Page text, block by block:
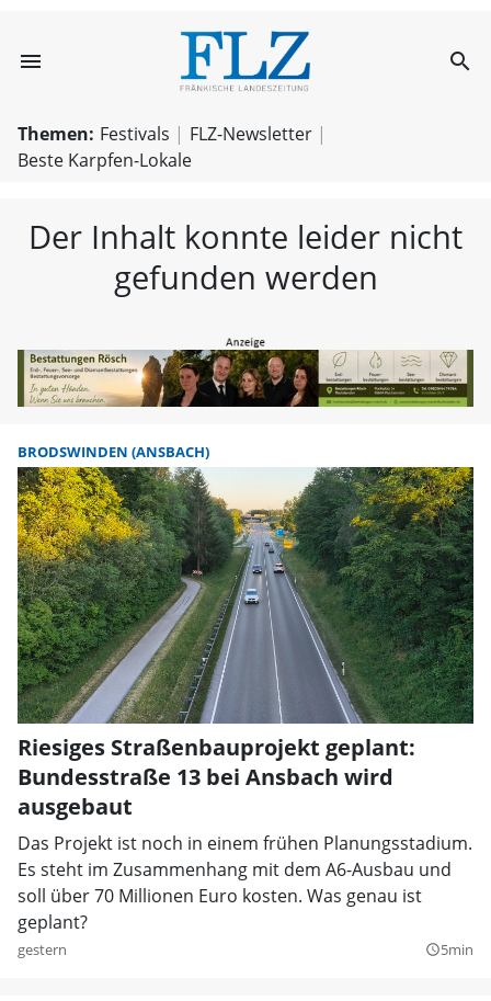
menu FLZ – search
Themen: Festivals
FLZ-Newsletter
Beste Karpfen-Lokale
Der Inhalt konnte leider nicht
gefunden werden
BRODSWINDEN (ANSBACH)
Riesiges Straßenbauprojekt geplant:
Bundesstraße 13 bei Ansbach wird
ausgebaut
Das Projekt ist noch in einem frühen Planungsstadium.
Es steht im Zusammenhang mit dem A6-Ausbau und
soll über 70 Millionen Euro kosten. Was genau ist
geplant?
gestern query_builder5min